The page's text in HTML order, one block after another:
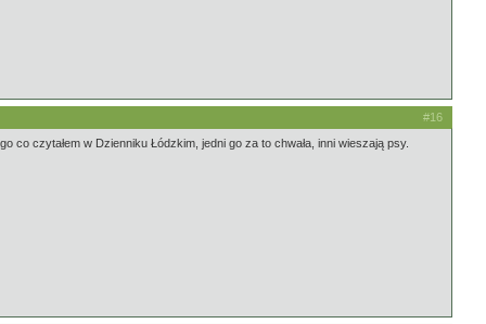
#16
czytałem w Dzienniku Łódzkim, jedni go za to chwała, inni wieszają psy.